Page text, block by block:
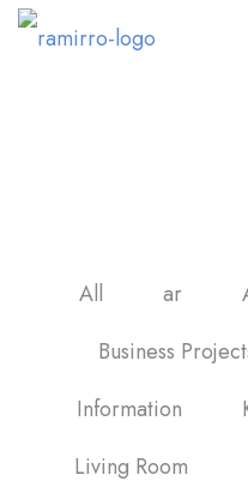
All ar
Business
Information
Living Room